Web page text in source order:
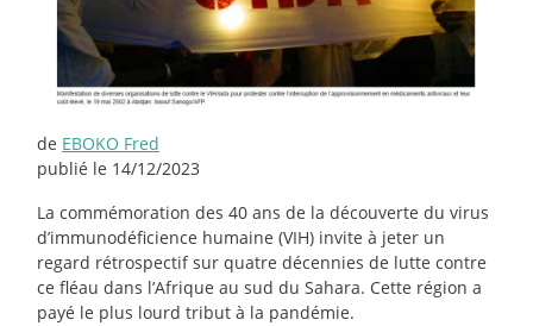
de EBOKO Fred
publié le 14/12/2023
La commémoration des 40 ans de la découverte du virus
d’immunodéficience humaine (VIH) invite à jeter un
regard rétrospectif sur quatre décennies de lutte contre
ce fléau dans l’Afrique au sud du Sahara. Cette région a
payé le plus lourd tribut à la pandémie.